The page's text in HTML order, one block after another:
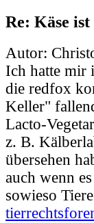
Re: Käse
Autor:
Ich hatte mir
die redfox
Keller"
Lacto-
z. B.
übersehen
auch wenn
sowieso